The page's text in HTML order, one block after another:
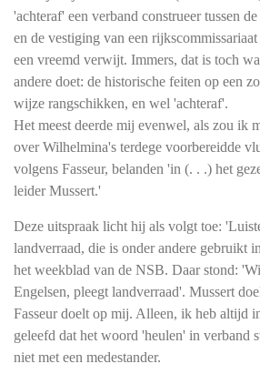
'achteraf' een verband construeer tussen
en de vestiging van een
een vreemd verwijt. Immers, dat is toch
andere doet: de historische feiten op een
wijze rangschikken, en wel 'achteraf'.
Het meest deerde mij evenwel, als zou ik
over Wilhelmina's terdege voorbereidde
volgens Fasseur, belanden 'in (. . .) het
leider Mussert.'
Deze uitspraak licht hij als volgt toe:
landverraad, die is onder andere gebruikt
het weekblad van de NSB. Daar stond:
Engelsen, pleegt landverraad'. Mussert
Fasseur doelt op mij. Alleen, ik heb altijd
geleefd dat het woord 'heulen' in verband
niet met een medestander.